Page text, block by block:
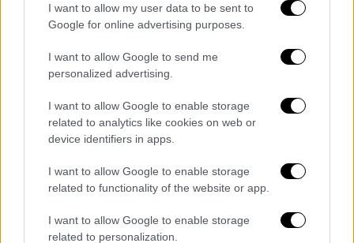
I want to allow my user data to be sent to
Google for online advertising purposes.
I want to allow Google to send me
personalized advertising.
I want to allow Google to enable storage
related to analytics like cookies on web or
device identifiers in apps.
I want to allow Google to enable storage
related to functionality of the website or app.
I want to allow Google to enable storage
related to personalization.
κρυοπαγήματα, λόγω των έντονων καιρικών
φαινομένων που επικρατών στην
Αδριανούπολη.
Ουκρανία ο Τούρκος πρόεδρος
«Θα ανταλλάξουμε ιδέες για σημαντικά
περιφερειακά ζητήματα. Ως χώρα της
Μαύρης Θάλασσας, καλούμε όλα τα μέρη σε
ότι είμαστε έτοιμοι να κάνουμε ό,τι